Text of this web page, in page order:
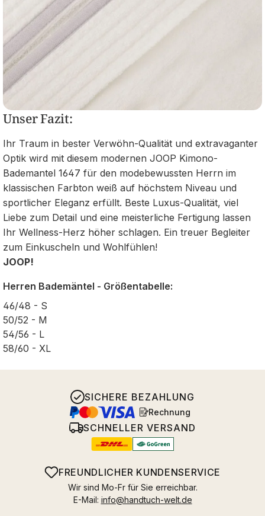
Unser Fazit:
Ihr Traum in bester Verwöhn-Qualität und extravaganter
Optik wird mit diesem modernen JOOP Kimono-
Bademantel 1647 für den modebewussten Herrn im
klassischen Farbton weiß auf höchstem Niveau und
sportlicher Eleganz erfüllt. Beste Luxus-Qualität, viel
Liebe zum Detail und eine meisterliche Fertigung lassen
Ihr Wellness-Herz höher schlagen. Ein treuer Begleiter
zum Einkuscheln und Wohlfühlen!
JOOP!
Herren Bademäntel - Größentabelle:
46/48 - S
50/52 - M
54/56 - L
58/60 - XL
SICHERE BEZAHLUNG
Rechnung
SCHNELLER VERSAND
FREUNDLICHER KUNDENSERVICE
Wir sind Mo-Fr für Sie erreichbar.
E-Mail: info@handtuch-welt.de